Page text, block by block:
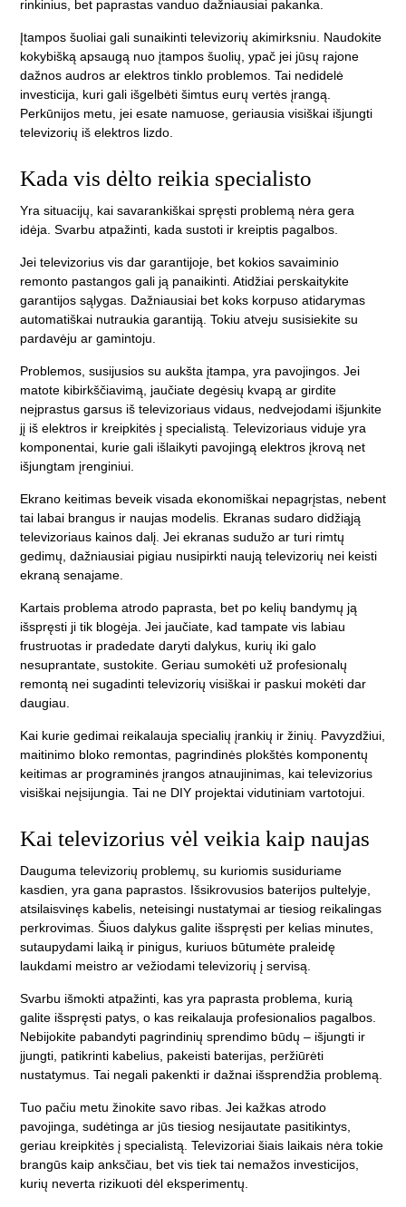
rinkinius, bet paprastas vanduo dažniausiai pakanka.
Įtampos šuoliai gali sunaikinti televizorių akimirksniu. Naudokite
kokybišką apsaugą nuo įtampos šuolių, ypač jei jūsų rajone
dažnos audros ar elektros tinklo problemos. Tai nedidelė
investicija, kuri gali išgelbėti šimtus eurų vertės įrangą.
Perkūnijos metu, jei esate namuose, geriausia visiškai išjungti
televizorių iš elektros lizdo.
Kada vis dėlto reikia specialisto
Yra situacijų, kai savarankiškai spręsti problemą nėra gera
idėja. Svarbu atpažinti, kada sustoti ir kreiptis pagalbos.
Jei televizorius vis dar garantijoje, bet kokios savaiminio
remonto pastangos gali ją panaikinti. Atidžiai perskaitykite
garantijos sąlygas. Dažniausiai bet koks korpuso atidarymas
automatiškai nutraukia garantiją. Tokiu atveju susisiekite su
pardavėju ar gamintoju.
Problemos, susijusios su aukšta įtampa, yra pavojingos. Jei
matote kibirkščiavimą, jaučiate degėsių kvapą ar girdite
neįprastus garsus iš televizoriaus vidaus, nedvejodami išjunkite
jį iš elektros ir kreipkitės į specialistą. Televizoriaus viduje yra
komponentai, kurie gali išlaikyti pavojingą elektros įkrovą net
išjungtam įrenginiui.
Ekrano keitimas beveik visada ekonomiškai nepagrįstas, nebent
tai labai brangus ir naujas modelis. Ekranas sudaro didžiąją
televizoriaus kainos dalį. Jei ekranas sudužo ar turi rimtų
gedimų, dažniausiai pigiau nusipirkti naują televizorių nei keisti
ekraną senajame.
Kartais problema atrodo paprasta, bet po kelių bandymų ją
išspręsti ji tik blogėja. Jei jaučiate, kad tampate vis labiau
frustruotas ir pradedate daryti dalykus, kurių iki galo
nesuprantate, sustokite. Geriau sumokėti už profesionalų
remontą nei sugadinti televizorių visiškai ir paskui mokėti dar
daugiau.
Kai kurie gedimai reikalauja specialių įrankių ir žinių. Pavyzdžiui,
maitinimo bloko remontas, pagrindinės plokštės komponentų
keitimas ar programinės įrangos atnaujinimas, kai televizorius
visiškai neįsijungia. Tai ne DIY projektai vidutiniam vartotojui.
Kai televizorius vėl veikia kaip naujas
Dauguma televizorių problemų, su kuriomis susiduriame
kasdien, yra gana paprastos. Išsikrovusios baterijos pultelyje,
atsilaisvinęs kabelis, neteisingi nustatymai ar tiesiog reikalingas
perkrovimas. Šiuos dalykus galite išspręsti per kelias minutes,
sutaupydami laiką ir pinigus, kuriuos būtumėte praleidę
laukdami meistro ar vežiodami televizorių į servisą.
Svarbu išmokti atpažinti, kas yra paprasta problema, kurią
galite išspręsti patys, o kas reikalauja profesionalios pagalbos.
Nebijokite pabandyti pagrindinių sprendimo būdų – išjungti ir
įjungti, patikrinti kabelius, pakeisti baterijas, peržiūrėti
nustatymus. Tai negali pakenkti ir dažnai išsprendžia problemą.
Tuo pačiu metu žinokite savo ribas. Jei kažkas atrodo
pavojinga, sudėtinga ar jūs tiesiog nesijautate pasitikintys,
geriau kreipkitės į specialistą. Televizoriai šiais laikais nėra tokie
brangūs kaip anksčiau, bet vis tiek tai nemažos investicijos,
kurių neverta rizikuoti dėl eksperimentų.